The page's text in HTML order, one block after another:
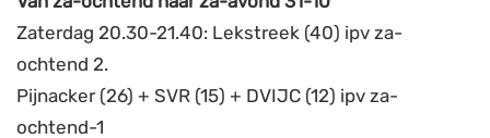
Zaterdag 20.30-21.40: Lekstreek (40) ipv za-
ochtend 2.
Pijnacker (26) + SVR (15) + DVIJC (12) ipv za-
ochtend-1